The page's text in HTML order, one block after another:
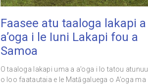
Faasee atu taaloga lakapi a
a’oga i le Iuni Lakapi fou a
Samoa
O taaloga lakapi uma a a’oga i lo tatou atunuu
o loo faatautaia e le Matāgaluega o A’oga ma